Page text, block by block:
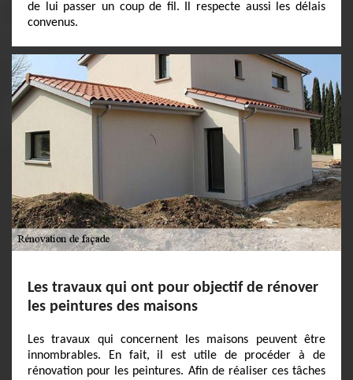
de lui passer un coup de fil. Il respecte aussi les délais
convenus.
Les travaux qui ont pour objectif de rénover
les peintures des maisons
Les travaux qui concernent les maisons peuvent être
innombrables. En fait, il est utile de procéder à de
rénovation pour les peintures. Afin de réaliser ces tâches